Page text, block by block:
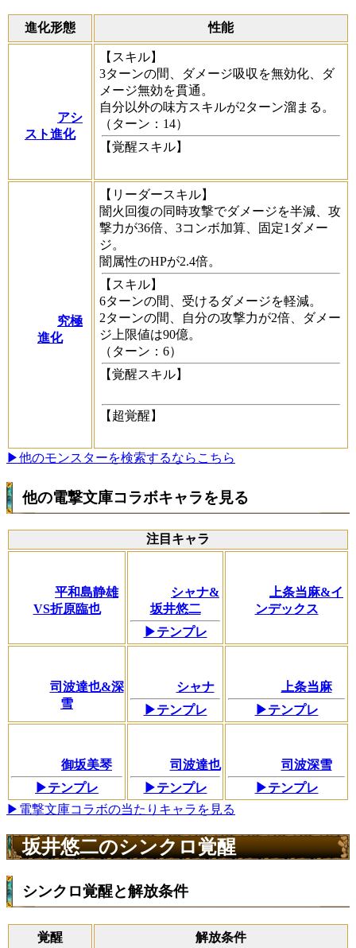
進化形態 性能
アシ
スト進化
【スキル】
3ターンの間、ダメージ吸収を無効化、ダ
メージ無効を貫通。
自分以外の味方スキルが2ターン溜まる。
（ターン：14）
【覚醒スキル】
究極
進化
【リーダースキル】
闇火回復の同時攻撃でダメージを半減、攻
撃力が36倍、3コンボ加算、固定1ダメー
ジ。
闇属性のHPが2.4倍。
【スキル】
6ターンの間、受けるダメージを軽減。
2ターンの間、自分の攻撃力が2倍、ダメー
ジ上限値は90億。
（ターン：6）
【覚醒スキル】
【超覚醒】
▶他のモンスターを検索するならこちら
他の電撃文庫コラボキャラを見る
注目キャラ
平和島静雄
VS折原臨也
シャナ&
坂井悠二
▶テンプレ
上条当麻&イ
ンデックス
司波達也&深
雪
シャナ
▶テンプレ
上条当麻
▶テンプレ
御坂美琴
▶テンプレ
司波達也
▶テンプレ
司波深雪
▶テンプレ
▶電撃文庫コラボの当たりキャラを見る
坂井悠二のシンクロ覚醒
シンクロ覚醒と解放条件
覚醒 解放条件